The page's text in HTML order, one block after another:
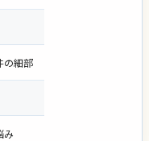
の細部
み